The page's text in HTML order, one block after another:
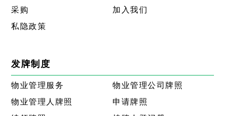
采购
加入我们
私隐政策
发牌制度
物业管理服务
物业管理公司牌照
物业管理人牌照
申请牌照